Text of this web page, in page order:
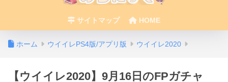
サイトマップ HOME
ホーム ウイイレPS4版/アプリ版 ウイイレ2020
【ウイイレ2020】9月16日のFPガチャ